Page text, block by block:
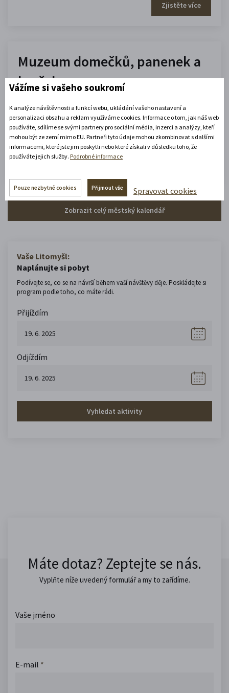
Zjistěte více
Muzeum domečků, panenek a
hraček
10.00 - 16.00
(platné od 1. 7. 2026 do 31. 8. 2026)
Zobrazit celou otevírací dobu
Zobrazit celý městský kalendář
Vaše Litomyšl:
Naplánujte si pobyt
Podívejte se, co se na návrší během vaší návštěvy děje. Poskládejte si
program podle toho, co máte rádi.
Přijíždím
Odjíždím
Vyhledat aktivity
Máte dotaz? Zeptejte se nás.
Vyplňte níže uvedený formulář a my to zařídíme.
Vaše jméno
E-mail *
Vážíme si vašeho soukromí
K analýze návštěvnosti a funkcí webu, ukládání vašeho nastavení a
personalizaci obsahu a reklam využíváme cookies. Informace o tom, jak náš web
používáte, sdílíme se svými partnery pro sociální média, inzerci a analýzy, kteří
mohou být ze zemí mimo EU. Partneři tyto údaje mohou zkombinovat s dalšími
informacemi, které jste jim poskytli nebo které získali v důsledku toho, že
používáte jejich služby. Podrobné informace
Pouze nezbytné cookies Přijmout vše Spravovat cookies